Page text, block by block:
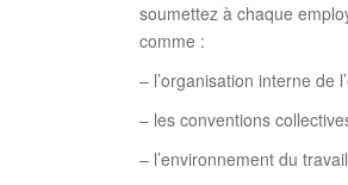
soumettez à chaque
comme :
– l’organisation interne de
– les conventions
– l’environnement du